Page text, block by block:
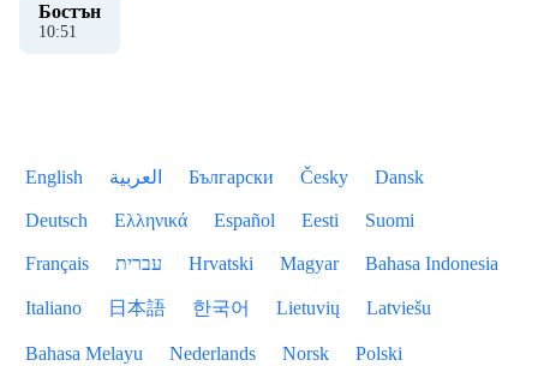
Бостън
10:51
English العربية Български Česky Dansk
Deutsch Ελληνικά Español Eesti Suomi
Français עברית Hrvatski Magyar Bahasa Indonesia
Italiano 日本語 한국어 Lietuvių Latviešu
Bahasa Melayu Nederlands Norsk Polski